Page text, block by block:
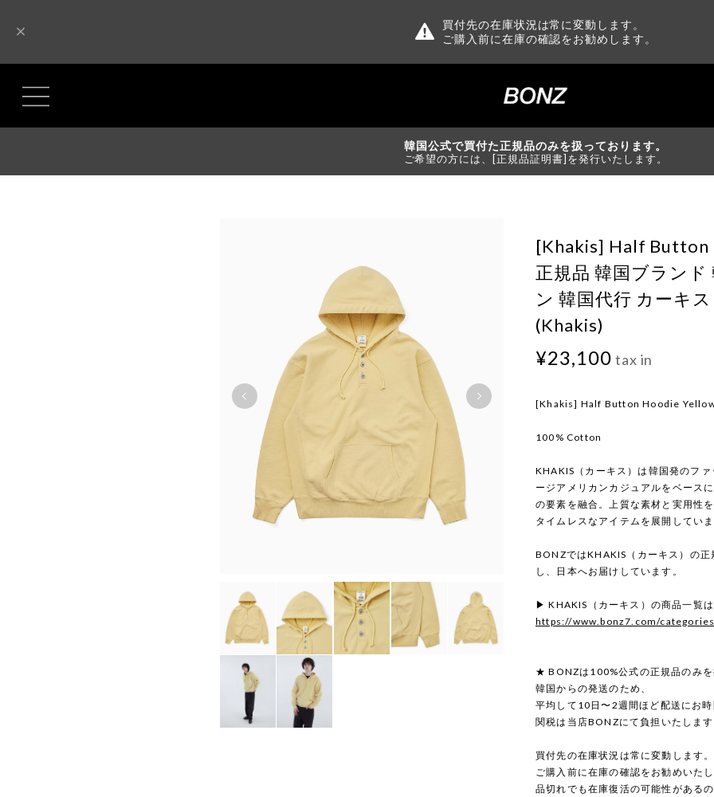
買付先の在庫状況は常に変動します。
ご購入前に在庫の確認をお勧めします。
韓国公式で買付た正規品のみを扱っております。
ご希望の方には、[正規品証明書]を発行いたします。
[Khakis] Half
正規品 韓国ブラン
ン 韓国代行 カーキ
(Khakis)
¥23,100 tax in
[Khakis] Half Button Hoodie
100% Cotton
KHAKIS（カーキス）は韓国発のフ
ージアメリカンカジュアルをベース
の要素を融合。上質な素材と実用性
タイムレスなアイテムを展開してい
BONZではKHAKIS（カーキス）の
し、日本へお届けしています。
▶ KHAKIS（カーキス）の商品一覧
https://www.bonz7.com/
★ BONZは100%公式の正規品のみ
韓国からの発送のため、
平均して10日〜2週間ほど配送にお
関税は当店BONZにて負担いたしま
買付先の在庫状況は常に変動します。
ご購入前に在庫の確認をお勧めいた
品切れでも在庫復活の可能性がある